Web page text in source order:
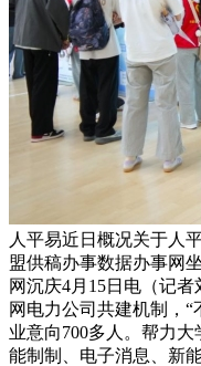
人平易近日概况关于人
盟供稿办事数据办事网
网沉庆4月15日电（记
网电力公司共建机制，
业意向700多人。帮力
能制制、电子消息、新